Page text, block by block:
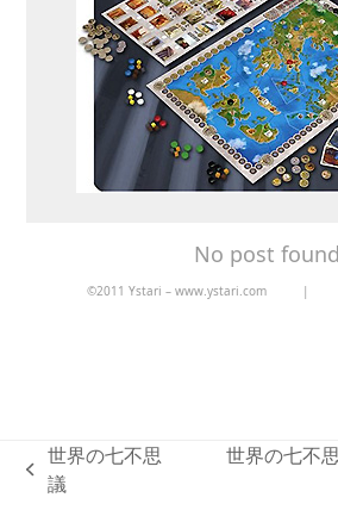
No post found
©2011 Ystari – www.ystari.com |
previous
世界の七不思
議
世界の七不